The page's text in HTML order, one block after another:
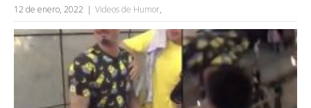
12 de enero, 2022 Videos de Humor,